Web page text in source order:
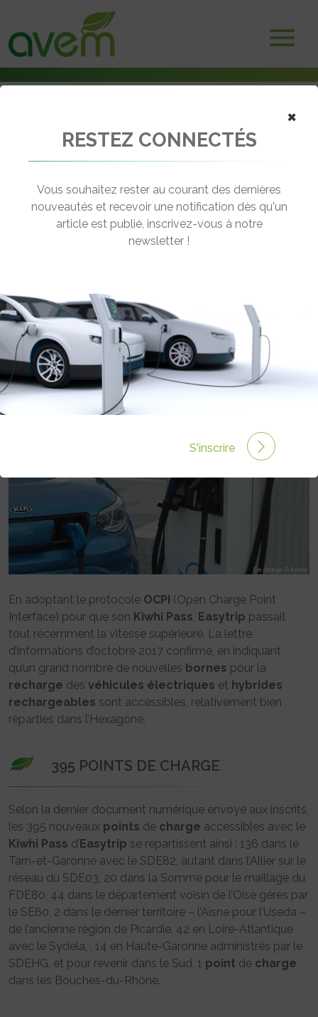
KiWhi Pass : Pas loin de 400 nouveaux points de charge accessibles
← Revenir aux actualités
NOUVEAUX POINTS DE CHARGE
ACCESSIBLES
Rédigé par Philippe Schwoerer le 27 Oct 2017 à 00:00
0 commentaires
En adoptant le protocole OCPI (Open Charge Point
Interface) pour que son Kiwhi Pass Easytrip passait
tout récemment la vitesse supérieure. La lettre
d’informations d’octobre 2017 confirme, en indiquant
qu’un grand nombre de nouvelles bornes pour la
recharge des véhicules électriques et hybrides
rechargeables sont accessibles, relativement bien
réparties dans l’Hexagone.
395 POINTS DE CHARGE
Selon la dernier document numérique envoyé aux inscrits,
les 395 nouveaux points de charge accessibles avec le
Kiwhi Pass d’Easytrip se répartissent ainsi : 136 dans le
Tarn-et-Garonne avec le SDE82, autant dans l’Allier sur le
réseau du SDE03, 20 dans la Somme pour le maillage du
FDE80, 44 dans le département voisin de l’Oise gérés par
le SE60, 2 dans le dernier territoire – l’Aisne pour l’Useda –
de l’ancienne région de Picardie, 42 en Loire-Atlantique
avec le Sydela, , 14 en Haute-Garonne administrés par le
SDEHG, et pour revenir dans le Sud, 1 point de charge
dans les Bouches-du-Rhône.
×
RESTEZ CONNECTÉS
Vous souhaitez rester au courant des dernières
nouveautés et recevoir une notification dès qu'un
article est publié, inscrivez-vous à notre
newsletter !
S'inscrire